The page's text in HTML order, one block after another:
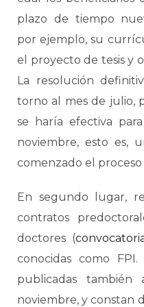
plazo de tiempo
por ejemplo, su
el proyecto de tesis y
La resolución
torno al mes de julio,
se haría efectiva
noviembre, esto es,
comenzado el
En segundo lugar,
contratos
doctores (
conocidas como
publicadas
noviembre, y constan